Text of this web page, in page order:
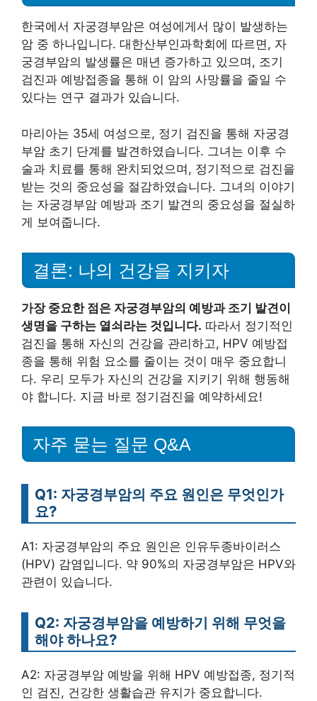
한국에서 자궁경부암은 여성에게서 많이 발생하는
암 중 하나입니다. 대한산부인과학회에 따르면, 자
궁경부암의 발생률은 매년 증가하고 있으며, 조기
검진과 예방접종을 통해 이 암의 사망률을 줄일 수
있다는 연구 결과가 있습니다.
마리아는 35세 여성으로, 정기 검진을 통해 자궁경
부암 초기 단계를 발견하였습니다. 그녀는 이후 수
술과 치료를 통해 완치되었으며, 정기적으로 검진을
받는 것의 중요성을 절감하였습니다. 그녀의 이야기
는 자궁경부암 예방과 조기 발견의 중요성을 절실하
게 보여줍니다.
결론: 나의 건강을 지키자
가장 중요한 점은 자궁경부암의 예방과 조기 발견이
생명을 구하는 열쇠라는 것입니다. 따라서 정기적인
검진을 통해 자신의 건강을 관리하고, HPV 예방접
종을 통해 위험 요소를 줄이는 것이 매우 중요합니
다. 우리 모두가 자신의 건강을 지키기 위해 행동해
야 합니다. 지금 바로 정기검진을 예약하세요!
자주 묻는 질문 Q&A
Q1: 자궁경부암의 주요 원인은 무엇인가
요?
A1: 자궁경부암의 주요 원인은 인유두종바이러스
(HPV) 감염입니다. 약 90%의 자궁경부암은 HPV와
관련이 있습니다.
Q2: 자궁경부암을 예방하기 위해 무엇을
해야 하나요?
A2: 자궁경부암 예방을 위해 HPV 예방접종, 정기적
인 검진, 건강한 생활습관 유지가 중요합니다.